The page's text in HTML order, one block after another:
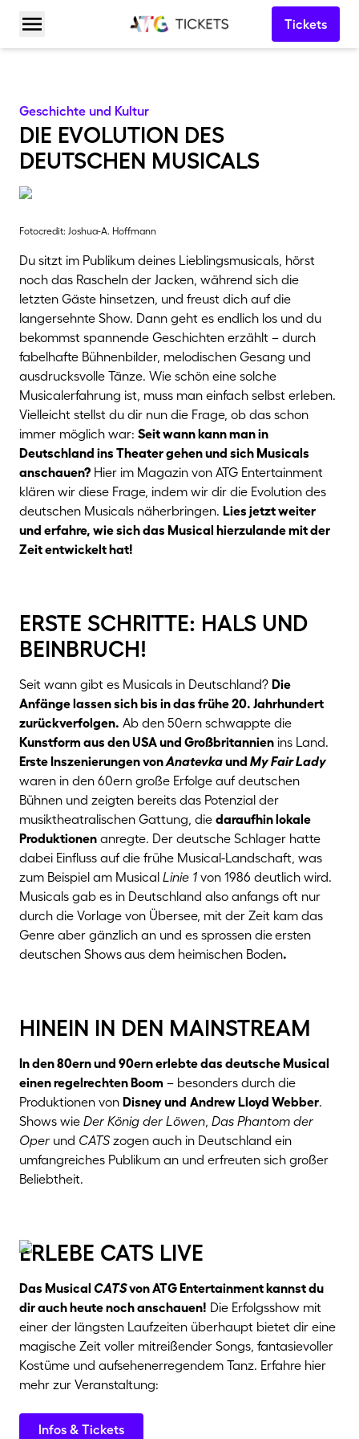
Menü öffnen
Tickets
die evolution des
deutschen musicals
Geschichte und Kultur
Fotocredit: Joshua-A. Hoffmann
Du sitzt im Publikum deines Lieblingsmusicals, hörst
noch das Rascheln der Jacken, während sich die
letzten Gäste hinsetzen, und freust dich auf die
langersehnte Show. Dann geht es endlich los und du
bekommst spannende Geschichten erzählt – durch
fabelhafte Bühnenbilder, melodischen Gesang und
ausdrucksvolle Tänze. Wie schön eine solche
Musicalerfahrung ist, muss man einfach selbst erleben.
Vielleicht stellst du dir nun die Frage, ob das schon
immer möglich war: Seit wann kann man in
Deutschland ins Theater gehen und sich Musicals
anschauen? Hier im Magazin von ATG Entertainment
klären wir diese Frage, indem wir dir die Evolution des
deutschen Musicals näherbringen. Lies jetzt weiter
und erfahre, wie sich das Musical hierzulande mit der
Zeit entwickelt hat!
erste schritte: hals und
beinbruch!
Seit wann gibt es Musicals in Deutschland? Die
Anfänge lassen sich bis in das frühe 20. Jahrhundert
zurückverfolgen. Ab den 50ern schwappte die
Kunstform aus den USA und Großbritannien ins Land.
Erste Inszenierungen vonAnatevkaund My Fair Lady
waren in den 60ern große Erfolge auf deutschen
Bühnen und zeigten bereits das Potenzial der
musiktheatralischen Gattung, die daraufhin lokale
Produktionen anregte. Der deutsche Schlager hatte
dabei Einfluss auf die frühe Musical-Landschaft, was
zum Beispiel am Musical Linie 1 von 1986 deutlich wird.
Musicals gab es in Deutschland also anfangs oft nur
durch die Vorlage von Übersee, mit der Zeit kam das
Genre aber gänzlich an und es sprossen dieersten
deutschen Showsaus dem heimischen Boden.
hinein in den mainstream
In den 80ern und 90ern erlebte das deutsche Musical
einen regelrechten Boom – besonders durch die
Produktionen von Disney und Andrew Lloyd Webber.
Shows wie Der König der Löwen, Das Phantom der
Oper und CATS zogen auch in Deutschland ein
umfangreiches Publikum an und erfreuten sich großer
Beliebtheit.
erlebe cats live
Das Musical CATSvon ATG Entertainment kannst du
dir auch heute noch anschauen! Die Erfolgsshow mit
einer der längsten Laufzeiten überhaupt bietet dir eine
magische Zeit voller mitreißender Songs, fantasievoller
Kostüme und aufsehenerregendem Tanz. Erfahre hier
mehr zur Veranstaltung:
Infos & Tickets